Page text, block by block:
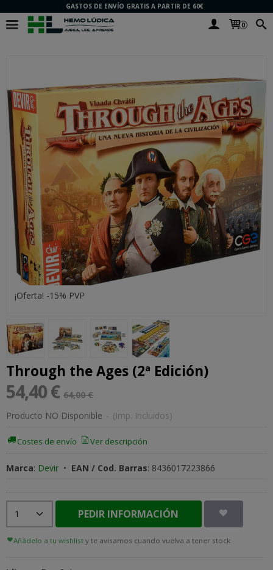
GASTOS DE ENVÍO GRATIS A PARTIR DE 60€
0
¡Oferta! -15% PVP
Through the Ages (2ª Edición)
54,40 € 64,00 €
Producto NO Disponible - (Imp. Incluidos)
Costes de envío Ver descripción
Marca: Devir • EAN / Cod. Barras: 8436017223866
PEDIR INFORMACIÓN
Añádelo a tu wishlist y te avisamos cuando vuelva a tener stock